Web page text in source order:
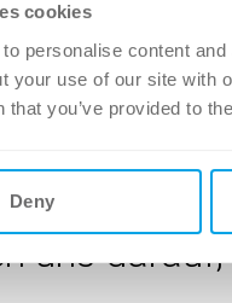
cookies
personalise content
your use of our site with
that you’ve provided to
Deny
treffen
uns